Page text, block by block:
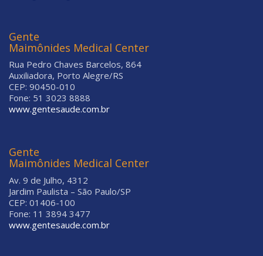
Gente
Maimônides Medical Center
Rua Pedro Chaves Barcelos, 864
Auxiliadora, Porto Alegre/RS
CEP: 90450-010
Fone: 51 3023 8888
www.gentesaude.com.br
Gente
Maimônides Medical Center
Av. 9 de Julho, 4312
Jardim Paulista – São Paulo/SP
CEP: 01406-100
Fone: 11 3894 3477
www.gentesaude.com.br